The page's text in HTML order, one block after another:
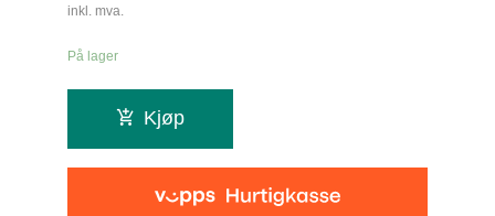
inkl. mva.
På lager
Kjøp